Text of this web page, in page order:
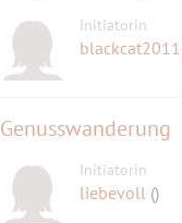
Initiatorin
blackcat2011
Genusswanderung
Initiatorin
liebevoll ()